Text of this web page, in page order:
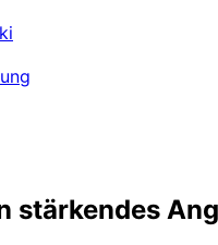
stärkendes